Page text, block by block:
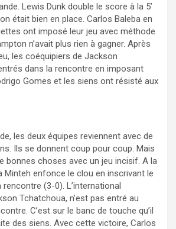
Lewis Dunk double le score à la 5’
était bien en place. Carlos Baleba en
ont imposé leur jeu avec méthode
n’avait plus rien à gagner. Après
les coéquipiers de Jackson
dans la rencontre en imposant
Gomes et les siens ont résisté aux
les deux équipes reviennent avec de
Ils se donnent coup pour coup. Mais
bonnes choses avec un jeu incisif. A la
Minteh enfonce le clou en inscrivant le
(3-0). L’international
Tchatchoua, n’est pas entré au
C’est sur le banc de touche qu’il
des siens. Avec cette victoire, Carlos